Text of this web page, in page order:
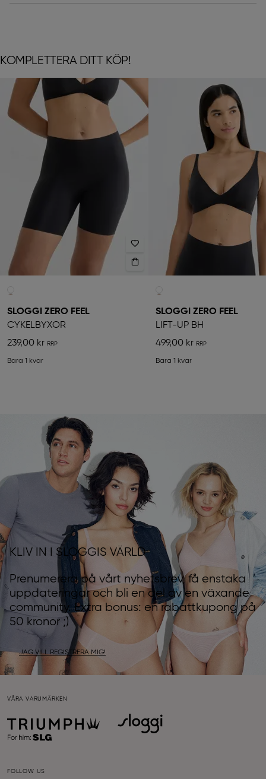
KOMPLETTERA DITT KÖP!
SLOGGI ZERO FEEL
CYKELBYXOR
239,00 kr
Bara 1 kvar
SLOGGI ZERO FEEL
LIFT-UP BH
499,00 kr
Bara 1 kvar
KLIV IN I SLOGGIS VÄRLD
Prenumerera på vårt nyhetsbrev, få enstaka
uppdateringar och bli en del av en växande
community. Extra bonus: en rabattkupong på
50 kronor ;)
JAG VILL REGISTRERA MIG!
VÅRA VARUMÄRKEN
FOLLOW US